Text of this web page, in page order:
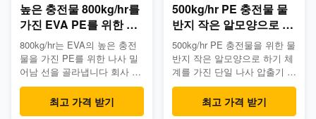
높은 충전물 800kg/hr를
가진 EVA PE를 위한 고
능률 단 하나 나사 플라스
틱 압출기
800kg/hr는 EVA의 높은 충전
물을 가진 PE를 위한 나사 밀
어남 선을 골라냅니다 회사 이
점: 1. 당신 조회에 빠른 의견
당신의 신청에 따라 2개의 주
문을 받아서 만들어진 계획안
최고 가격 받기
500kg/hr PE 충전물 물
반지 작은 알모양으로 하
기 체계를 가진 단일 나사
압출기
500kg/hr PE 충전물을 위한 물
반지 작은 알모양으로 하기 체
계를 가진 단일 나사 압출기 회
사 이점: 1. 당신의 필요에 빠
른 응답 당신의 신청에 근거를
두는 2개의 특정한 계획안 3.
최고 가격 받기